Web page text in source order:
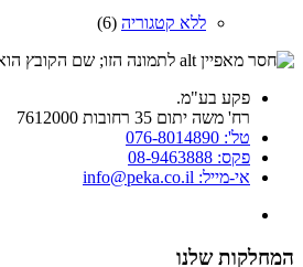
ללא קטגוריה (6)
פקע בע"מ.
רח' משה יתום 35 רחובות 7612000
טל': 076-8014890
פקס: 08-9463888
אי-מייל: info@peka.co.il
המחלקות שלנו